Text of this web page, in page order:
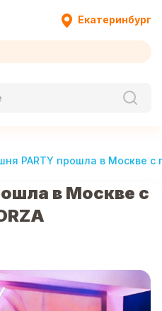
Екатеринбург
PARTY прошла в Москве с
в Москве с